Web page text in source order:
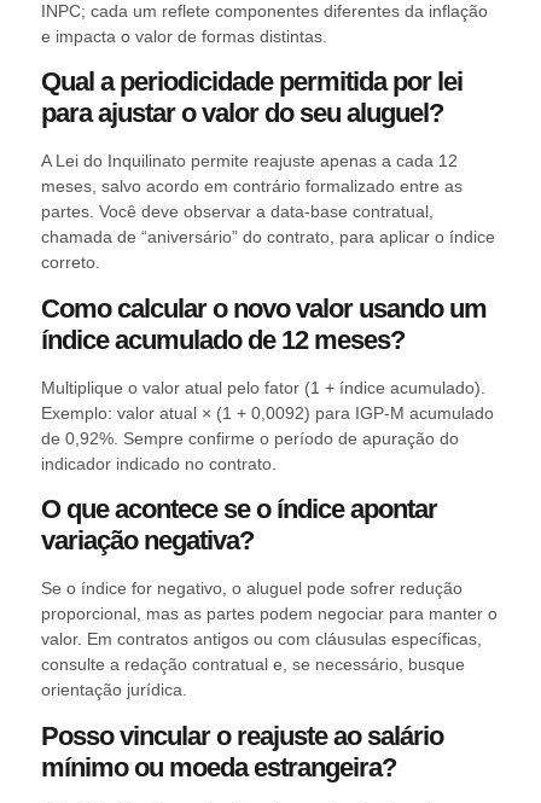
INPC; cada um reflete componentes diferentes da inflação
e impacta o valor de formas distintas.
Qual a periodicidade permitida por lei
para ajustar o valor do seu aluguel?
A Lei do Inquilinato permite reajuste apenas a cada 12
meses, salvo acordo em contrário formalizado entre as
partes. Você deve observar a data-base contratual,
chamada de “aniversário” do contrato, para aplicar o índice
correto.
Como calcular o novo valor usando um
índice acumulado de 12 meses?
Multiplique o valor atual pelo fator (1 + índice acumulado).
Exemplo: valor atual × (1 + 0,0092) para IGP-M acumulado
de 0,92%. Sempre confirme o período de apuração do
indicador indicado no contrato.
O que acontece se o índice apontar
variação negativa?
Se o índice for negativo, o aluguel pode sofrer redução
proporcional, mas as partes podem negociar para manter o
valor. Em contratos antigos ou com cláusulas específicas,
consulte a redação contratual e, se necessário, busque
orientação jurídica.
Posso vincular o reajuste ao salário
mínimo ou moeda estrangeira?